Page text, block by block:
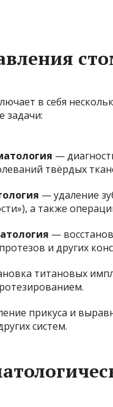
в себя
задачи:
—
твёрдых
— удаление
а также
—
и других
титановых
прикуса и
систем.